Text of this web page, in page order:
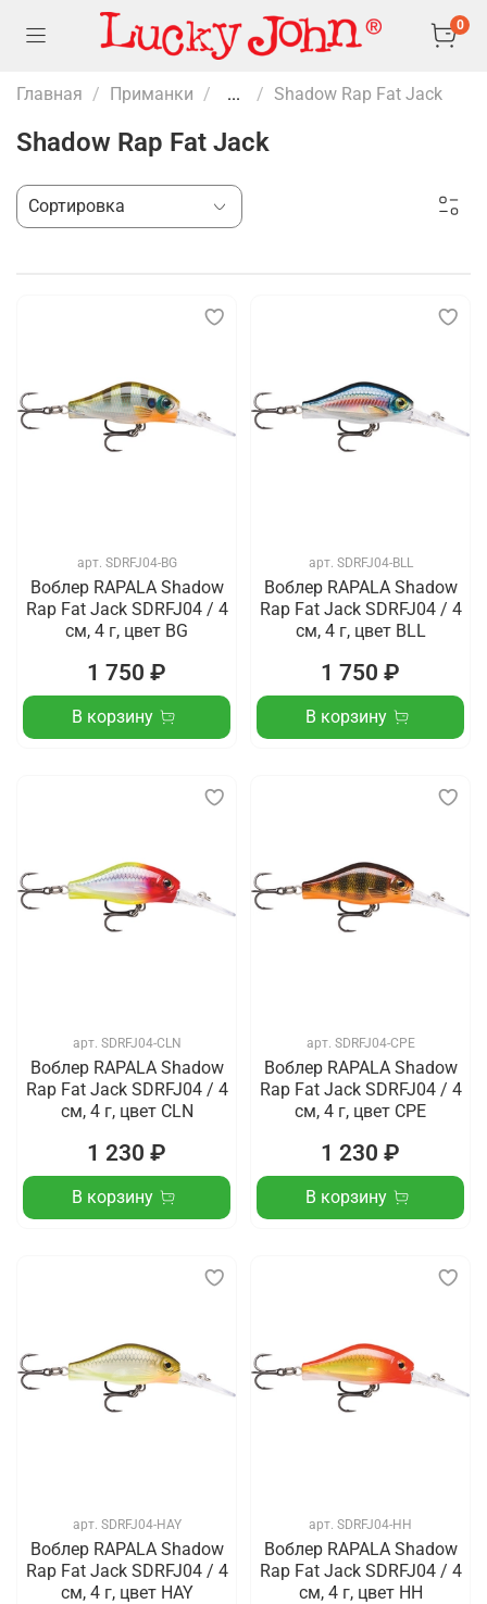
0
Главная Приманки ... Shadow Rap Fat Jack
Shadow Rap Fat Jack
арт. SDRFJ04-BG
Воблер RAPALA Shadow
Rap Fat Jack SDRFJ04 / 4
см, 4 г, цвет BG
1 750 ₽
В корзину
арт. SDRFJ04-BLL
Воблер RAPALA Shadow
Rap Fat Jack SDRFJ04 / 4
см, 4 г, цвет BLL
1 750 ₽
В корзину
арт. SDRFJ04-CLN
Воблер RAPALA Shadow
Rap Fat Jack SDRFJ04 / 4
см, 4 г, цвет CLN
1 230 ₽
В корзину
арт. SDRFJ04-CPE
Воблер RAPALA Shadow
Rap Fat Jack SDRFJ04 / 4
см, 4 г, цвет CPE
1 230 ₽
В корзину
арт. SDRFJ04-HAY
Воблер RAPALA Shadow
Rap Fat Jack SDRFJ04 / 4
см, 4 г, цвет HAY
арт. SDRFJ04-HH
Воблер RAPALA Shadow
Rap Fat Jack SDRFJ04 / 4
см, 4 г, цвет HH